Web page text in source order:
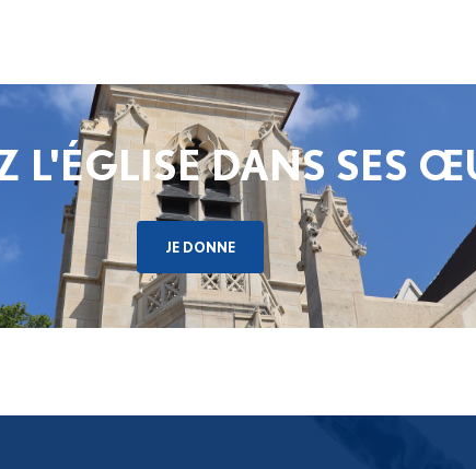
L'ÉGLISE DANS SES
JE DONNE